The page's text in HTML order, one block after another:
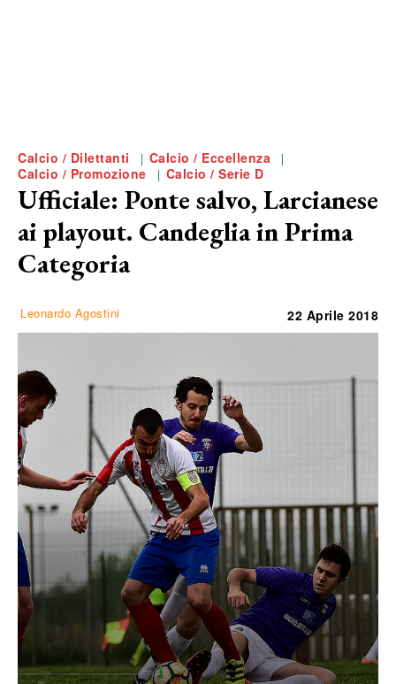
Calcio / Dilettanti
Calcio / Eccellenza
Calcio / Promozione
Calcio / Serie D
Ufficiale: Ponte salvo, Larcianese
ai playout. Candeglia in Prima
Categoria
Leonardo Agostini 22 Aprile 2018